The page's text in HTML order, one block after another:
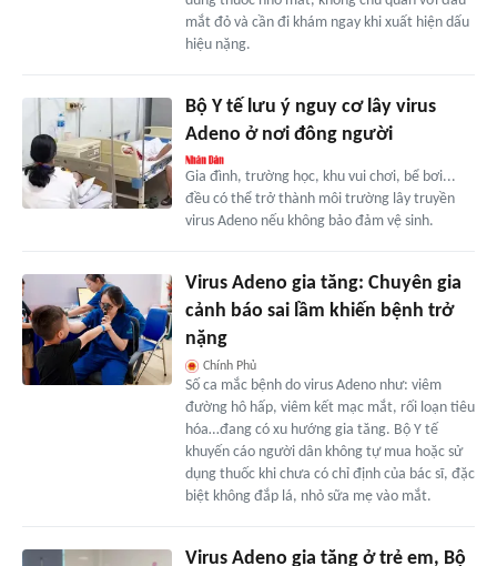
mắt đỏ và cần đi khám ngay khi xuất hiện dấu
hiệu nặng.
Bộ Y tế lưu ý nguy cơ lây virus
Adeno ở nơi đông người
Gia đình, trường học, khu vui chơi, bể bơi...
đều có thể trở thành môi trường lây truyền
virus Adeno nếu không bảo đảm vệ sinh.
Virus Adeno gia tăng: Chuyên gia
cảnh báo sai lầm khiến bệnh trở
nặng
Chính Phủ
Số ca mắc bệnh do virus Adeno như: viêm
đường hô hấp, viêm kết mạc mắt, rối loạn tiêu
hóa…đang có xu hướng gia tăng. Bộ Y tế
khuyến cáo người dân không tự mua hoặc sử
dụng thuốc khi chưa có chỉ định của bác sĩ, đặc
biệt không đắp lá, nhỏ sữa mẹ vào mắt.
Virus Adeno gia tăng ở trẻ em, Bộ